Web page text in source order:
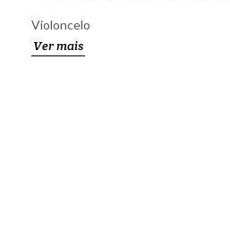
Violoncelo
Ver mais